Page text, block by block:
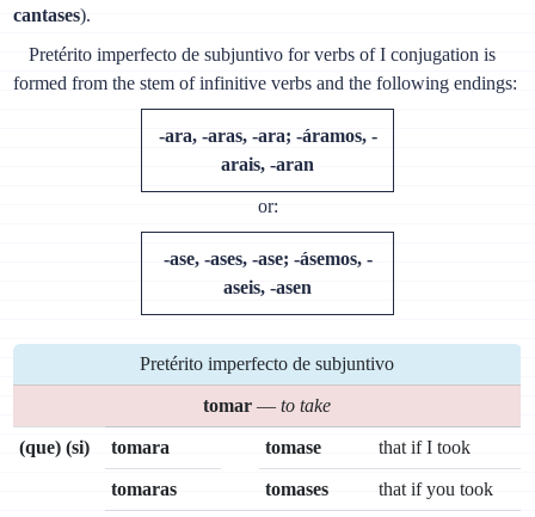
cantases).
Pretérito imperfecto de subjuntivo for verbs of I conjugation is
formed from the stem of infinitive verbs and the following endings:
-ara, -aras, -ara; -áramos, -
arais, -aran
or:
-ase, -ases, -ase; -ásemos, -
aseis, -asen
Pretérito imperfecto de subjuntivo
tomar —to take
(que) (si) tomara tomase that if I took
tomaras tomases that if you took